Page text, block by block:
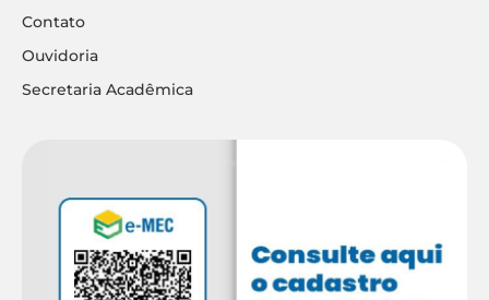
Contato
Ouvidoria
Secretaria Acadêmica